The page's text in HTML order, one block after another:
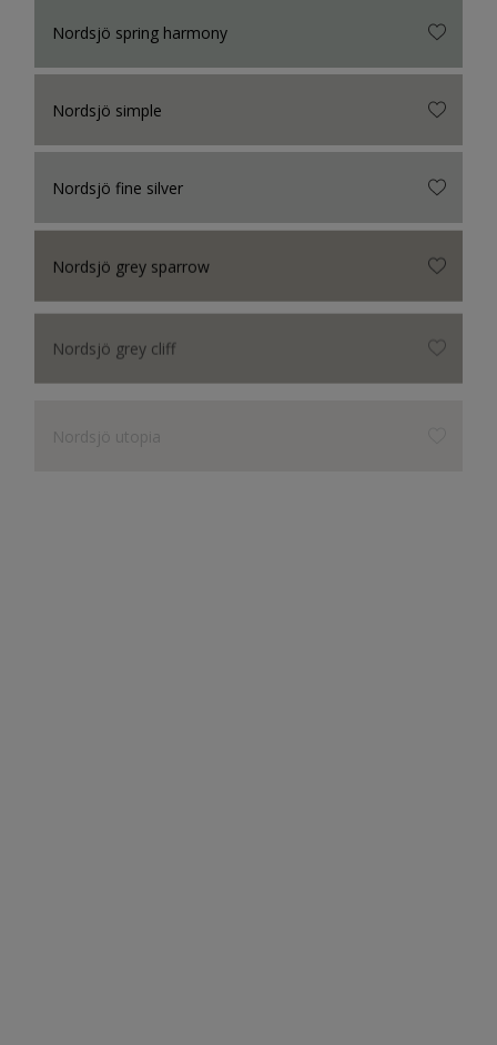
Nordsjö spring harmony
Nordsjö simple
Nordsjö fine silver
Nordsjö grey sparrow
Nordsjö grey cliff